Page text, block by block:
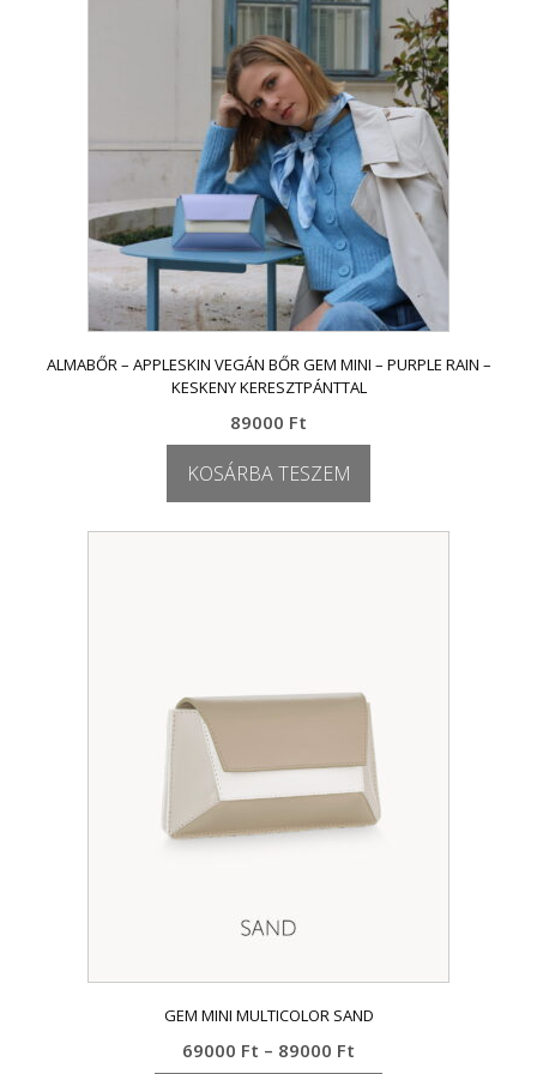
ALMABŐR – APPLESKIN VEGÁN BŐR GEM MINI – PURPLE RAIN –
KESKENY KERESZTPÁNTTAL
89000 Ft
KOSÁRBA TESZEM
GEM MINI MULTICOLOR SAND
69000 Ft – 89000 Ft